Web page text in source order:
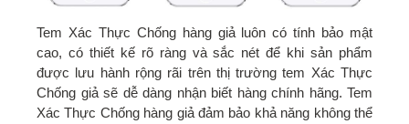
Tem Xác Thực Chống hàng giả luôn có tính bảo mật
cao, có thiết kế rõ ràng và sắc nét để khi sản phẩm
được lưu hành rộng rãi trên thị trường tem Xác Thực
Chống giả sẽ dễ dàng nhận biết hàng chính hãng. Tem
Xác Thực Chống hàng giả đảm bảo khả năng không thể